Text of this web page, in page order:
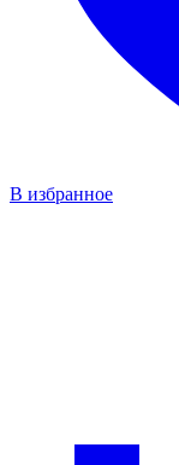
В избранное